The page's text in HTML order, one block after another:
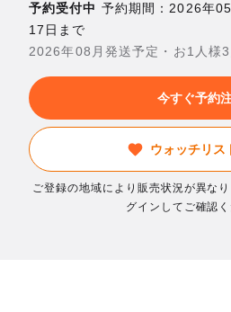
予約受付中 予約期間：2026年
17日まで
2026年08月発送予定・お1人様
今すぐ予約
ウォッチリス
ご登録の地域により販売状況が異な
グインしてご確認く